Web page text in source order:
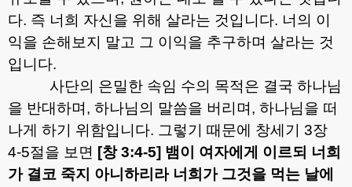
다. 즉 너희 자신을 위해 살라는 것입니다. 너의 이
익을 손해보지 말고 그 이익을 추구하며 살라는 것
입니다.
사단의 은밀한 속임 수의 목적은 결국 하나님
을 반대하며 , 하나님의 말씀을 버리며 , 하나님을 떠
나게 하기 위함입니다. 그렇기 때문에 창세기 3장
4-5절을 보면 [창3:4-5] 뱀이 여자에게 이르되 너희
가 결코 죽지 아니하리라 너희가 그것을 먹는 날에